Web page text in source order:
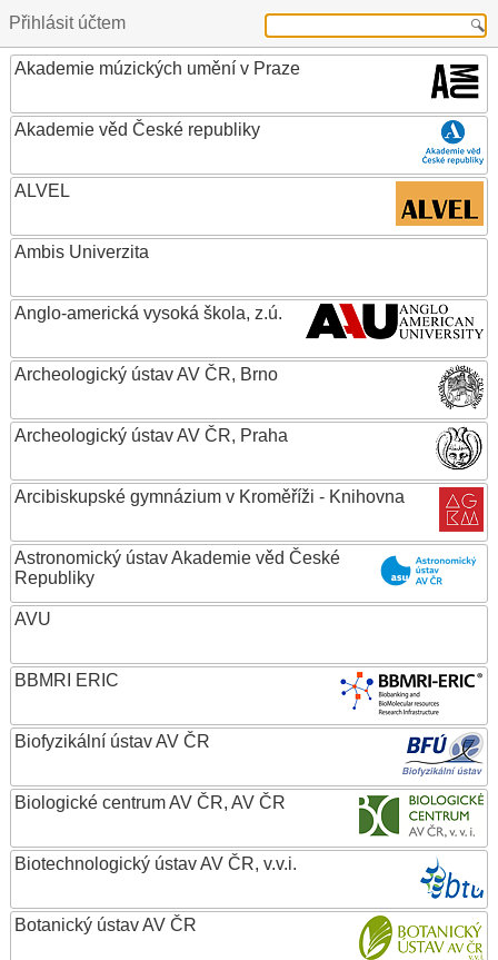
Přihlásit účtem
Akademie múzických umění v Praze
Akademie věd České republiky
ALVEL
Ambis Univerzita
Anglo-americká vysoká škola, z.ú.
Archeologický ústav AV ČR, Brno
Archeologický ústav AV ČR, Praha
Arcibiskupské gymnázium v Kroměříži - Knihovna
Astronomický ústav Akademie věd České
Republiky
AVU
BBMRI ERIC
Biofyzikální ústav AV ČR
Biologické centrum AV ČR, AV ČR
Biotechnologický ústav AV ČR, v.v.i.
Botanický ústav AV ČR